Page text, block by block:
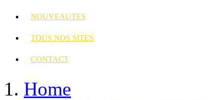
NOUVEAUTES
TOUS NOS SITES
CONTACT
Home